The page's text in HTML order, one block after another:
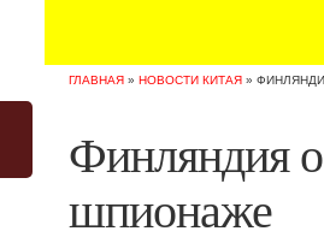
ГЛАВНАЯ » НОВОСТИ КИТАЯ »
Финляндия
шпионаже